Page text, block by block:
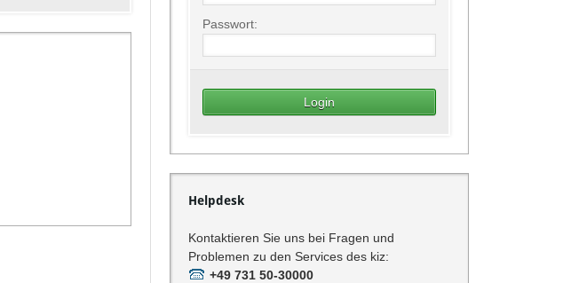
Passwort:
Helpdesk
Kontaktieren Sie uns bei Fragen und
Problemen zu den Services des kiz:
+49 731 50-30000